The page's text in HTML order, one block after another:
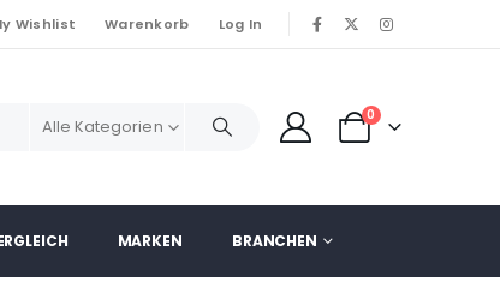
Wishlist Warenkorb Log In
Alle Kategorien
0
MARKEN BRANCHEN